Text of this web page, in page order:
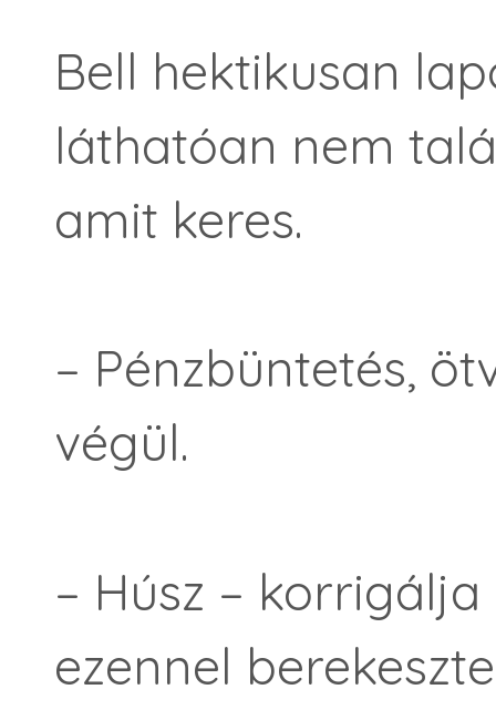
Bell hektikusan
láthatóan nem
amit keres.
– Pénzbüntetés,
végül.
– Húsz –
ezennel